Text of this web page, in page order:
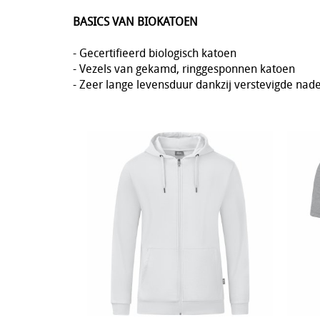
BASICS VAN BIOKATOEN
- Gecertifieerd biologisch katoen
- Vezels van gekamd, ringgesponnen katoen
- Zeer lange levensduur dankzij verstevigde